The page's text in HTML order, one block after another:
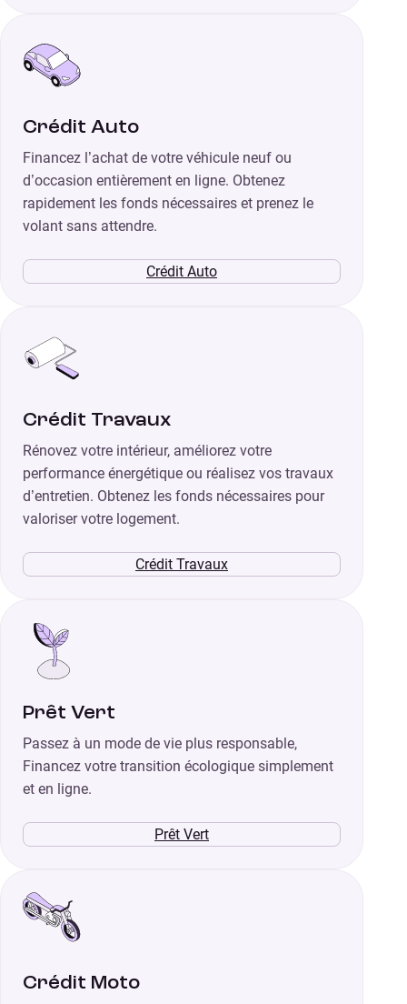
Crédit Auto
Financez l’achat de votre véhicule neuf ou
d’occasion entièrement en ligne. Obtenez
rapidement les fonds nécessaires et prenez le
volant sans attendre.
Crédit Auto
Crédit Travaux
Rénovez votre intérieur, améliorez votre
performance énergétique ou réalisez vos travaux
d’entretien. Obtenez les fonds nécessaires pour
valoriser votre logement.
Crédit Travaux
Prêt Vert
Passez à un mode de vie plus responsable,
Financez votre transition écologique simplement
et en ligne.
Prêt Vert
Crédit Moto